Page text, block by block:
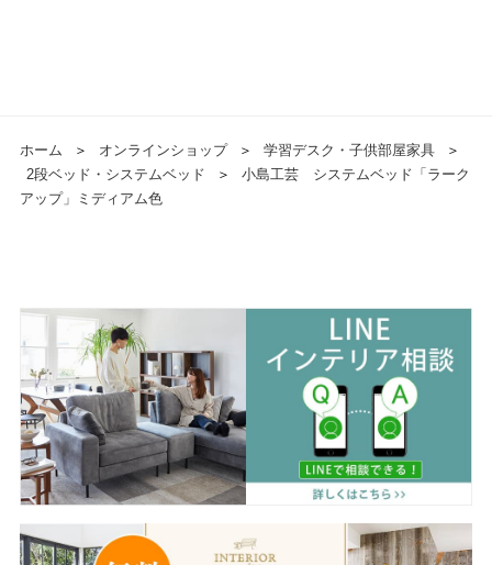
ホーム ＞ オンラインショップ ＞ 学習デスク・子供部屋家具
＞
2段ベッド・システムベッド
＞
小島工芸 システムベッド「ラーク
アップ」ミディアム色